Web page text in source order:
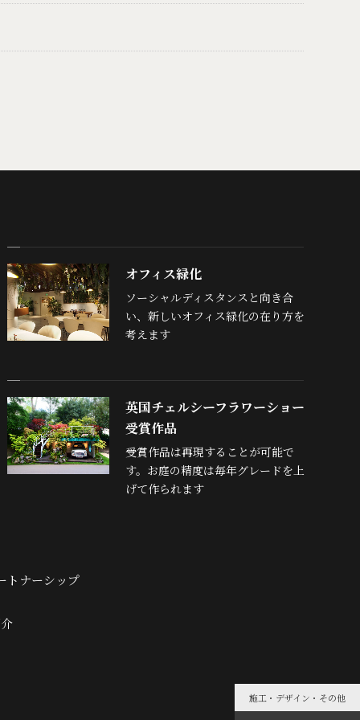
施工・デザイン・その他
オフィス緑化
ソーシャルディスタンスと向き合
い、新しいオフィス緑化の在り方を
考えます
英国チェルシーフラワーショー
受賞作品
受賞作品は再現することが可能で
す。お庭の精度は毎年グレードを上
げて作られます
トナーシップ